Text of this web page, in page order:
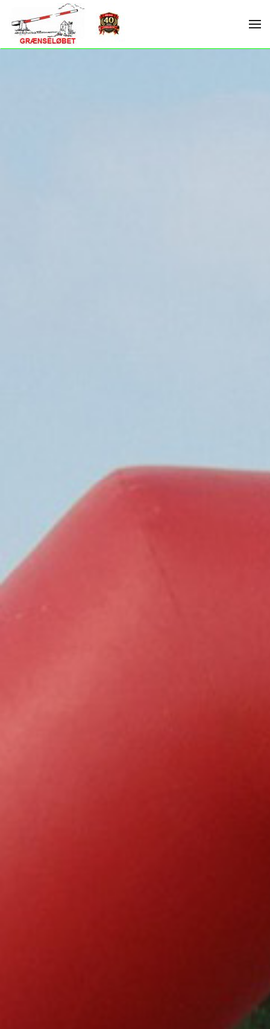
Skip to main content